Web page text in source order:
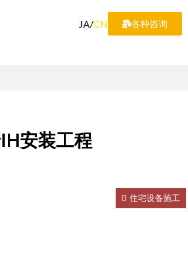
JA/CN 各种咨询
安装工程
住宅设备施工